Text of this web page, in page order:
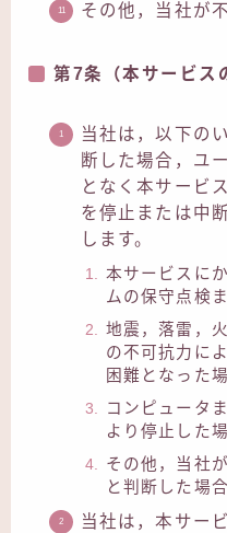
その他，当社が
第7条（本サービス
当社は，以下の
断した場合，ユ
となく本サービ
を停止または中
します。
本サービスに
ムの保守点検
地震，落雷，
の不可抗力に
困難となった
コンピュータ
より停止した
その他，当社
と判断した場合
当社は，本サー